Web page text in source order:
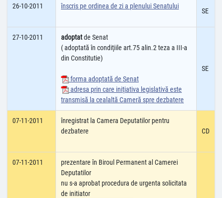
26-10-2011 înscris pe ordinea de zi a plenului Senatului
SE
27-10-2011 adoptatde Senat
( adoptată în condiţiile art.75 alin.2 teza a III-a
din Constitutie)
forma adoptată de Senat
adresa prin care iniţiativa legislativă este
transmisă la cealaltă Cameră spre dezbatere
SE
07-11-2011
înregistrat la Camera Deputatilor pentru
dezbatere
CD
07-11-2011
prezentare în Biroul Permanent al Camerei
Deputatilor
nu s-a aprobat procedura de urgenta solicitata
de initiator